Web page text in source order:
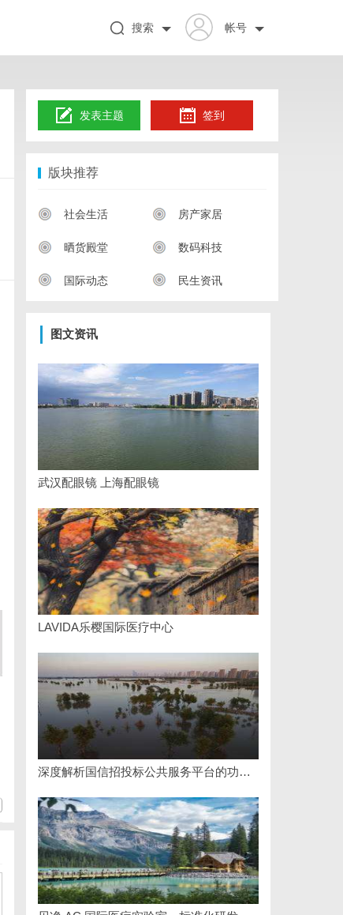
帐号
搜索
发表主题 签到
版块推荐
社会生活 房产家居
晒货殿堂 数码科技
国际动态 民生资讯
图文资讯
武汉配眼镜 上海配眼镜
LAVIDA乐樱国际医疗中心
深度解析国信招投标公共服务平台的功能与优势